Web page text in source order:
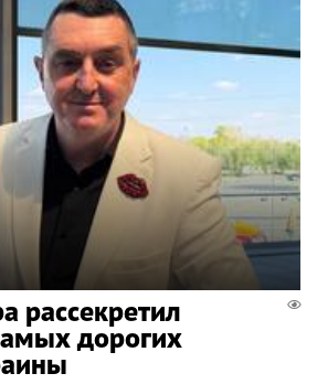
рассекретил
дорогих